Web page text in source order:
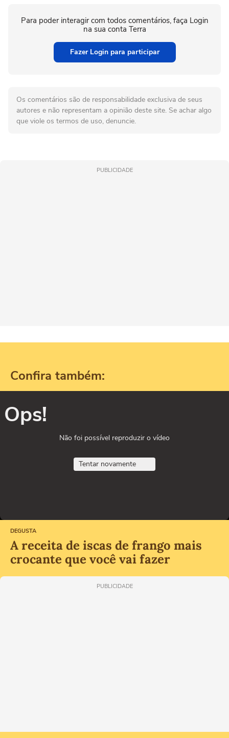
Para poder interagir com todos comentários, faça Login
na sua conta Terra
Fazer Login para participar
Os comentários são de responsabilidade exclusiva de seus
autores e não representam a opinião deste site. Se achar algo
que viole os termos de uso, denuncie.
PUBLICIDADE
Confira também:
Ops!
Não foi possível reproduzir o vídeo
Tentar novamente
DEGUSTA
A receita de iscas de frango mais
crocante que você vai fazer
PUBLICIDADE